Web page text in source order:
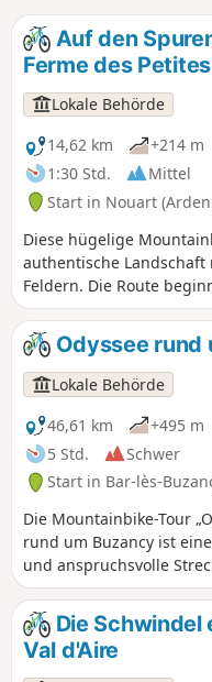
Auf den
Ferme des
Lokale Behörde
14,62 km
+214 m
1:30 Std.
Mittel
Start in Nouart
Diese hügelige
authentische
Feldern. Die Route
General Chanzy, und
Weiler: Tailly, Barricourt,
Les Tuileries... wo
sind, die vom lokalen
abwechslungsreicher
Natur, Relief und
Odyssee rund
Lokale Behörde
46,61 km
+495 m
5 Std.
Schwer
Start in Bar-lès-
Die Mountainbike-Tour
rund um Buzancy ist
und anspruchsvolle
Liebhaber von
schönen
wurde. Sie führt über
Landstraßen, die einen
Die Schwindel
Val d'Aire